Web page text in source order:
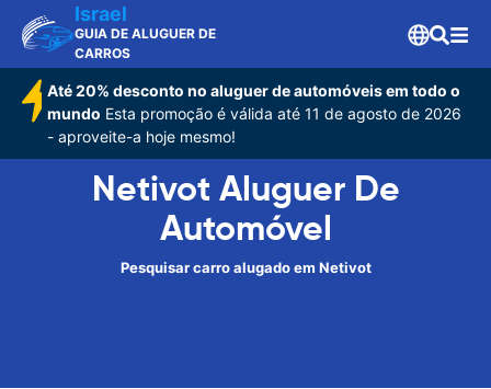
Israel
GUIA DE ALUGUER DE
CARROS
Até 20% desconto no aluguer de automóveis em todo o
mundo Esta promoção é válida até 11 de agosto de 2026
- aproveite-a hoje mesmo!
Netivot Aluguer De
Automóvel
Pesquisar carro alugado em Netivot